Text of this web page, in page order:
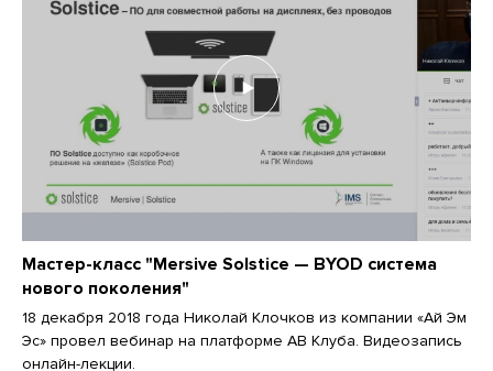
Мастер-класс "Mersive Solstice — BYOD система
нового поколения"
18 декабря 2018 года Николай Клочков из компании «Ай Эм
Эс» провел вебинар на платформе АВ Клуба. Видеозапись
онлайн-лекции.